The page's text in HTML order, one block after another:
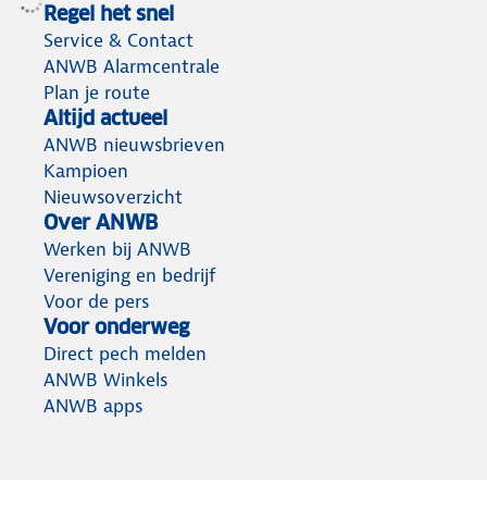
Regel het snel
Service & Contact
ANWB Alarmcentrale
Plan je route
Altijd actueel
ANWB nieuwsbrieven
Kampioen
Nieuwsoverzicht
Over ANWB
Werken bij ANWB
Vereniging en bedrijf
Voor de pers
Voor onderweg
Direct pech melden
ANWB Winkels
ANWB apps